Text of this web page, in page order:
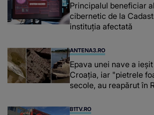
Principalul beneficiar
cibernetic de la
instituţia afectată
ANTENA3.RO
Epava unei nave a
Croația, iar "pietrele
secole, au reapărut în
B1TV.RO